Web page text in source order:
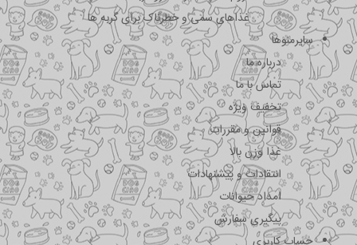
غذاهای سمی و خطرناک برای گربه ها
سایرمنوها
درباره ما
تماس با ما
تخفیف ویژه
قوانین و مقررات
غذا وزن بالا
انتقادات و پیشنهادات
امداد حیوانات
پیگیری سفارش